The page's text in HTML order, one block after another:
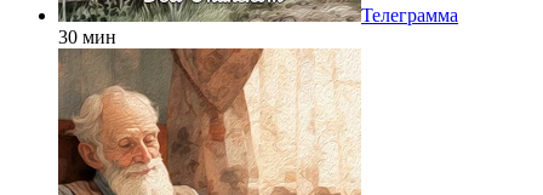
Телеграмма
30 мин